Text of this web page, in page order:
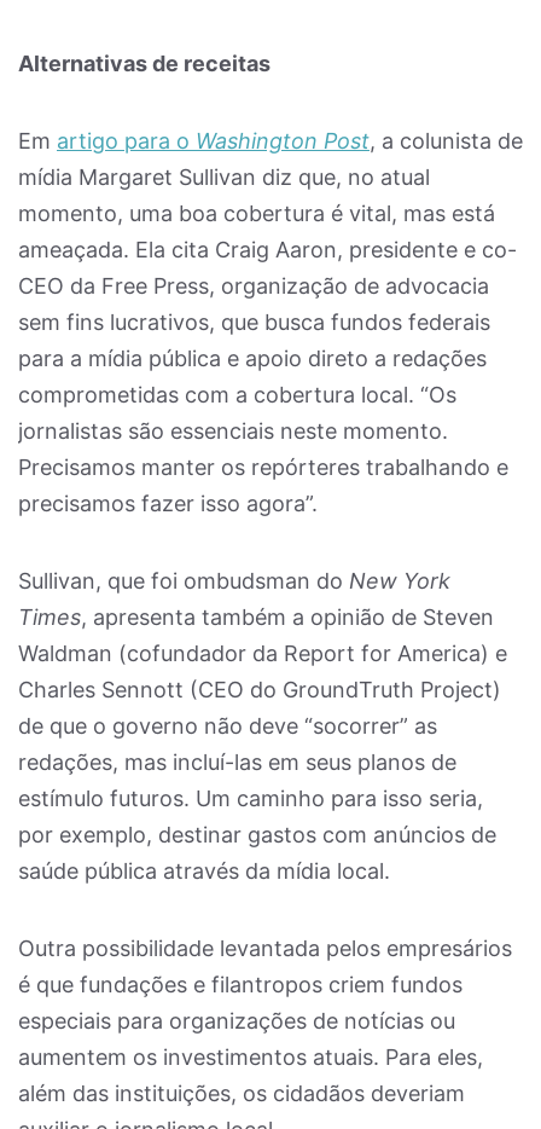
Alternativas de receitas
Em artigo para o Washington Post, a colunista de
mídia Margaret Sullivan diz que, no atual
momento, uma boa cobertura é vital, mas está
ameaçada. Ela cita Craig Aaron, presidente e co-
CEO da Free Press, organização de advocacia
sem fins lucrativos, que busca fundos federais
para a mídia pública e apoio direto a redações
comprometidas com a cobertura local. “Os
jornalistas são essenciais neste momento.
Precisamos manter os repórteres trabalhando e
precisamos fazer isso agora”.
Sullivan, que foi ombudsman do New York
Times, apresenta também a opinião de Steven
Waldman (cofundador da Report for America) e
Charles Sennott (CEO do GroundTruth Project)
de que o governo não deve “socorrer” as
redações, mas incluí-las em seus planos de
estímulo futuros. Um caminho para isso seria,
por exemplo, destinar gastos com anúncios de
saúde pública através da mídia local.
Outra possibilidade levantada pelos empresários
é que fundações e filantropos criem fundos
especiais para organizações de notícias ou
aumentem os investimentos atuais. Para eles,
além das instituições, os cidadãos​ deveriam